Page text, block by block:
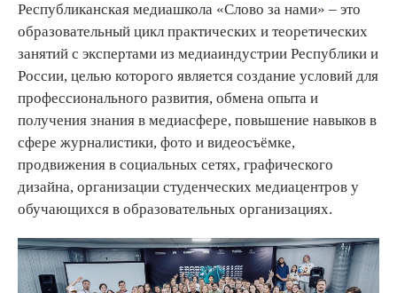
Республиканская медиашкола «Слово за нами» – это
образовательный цикл практических и теоретических
занятий с экспертами из медиаиндустрии Республики и
России, целью которого является создание условий для
профессионального развития, обмена опыта и
получения знания в медиасфере, повышение навыков в
сфере журналистики, фото и видеосъёмке,
продвижения в социальных сетях, графического
дизайна, организации студенческих медиацентров у
обучающихся в образовательных организациях.